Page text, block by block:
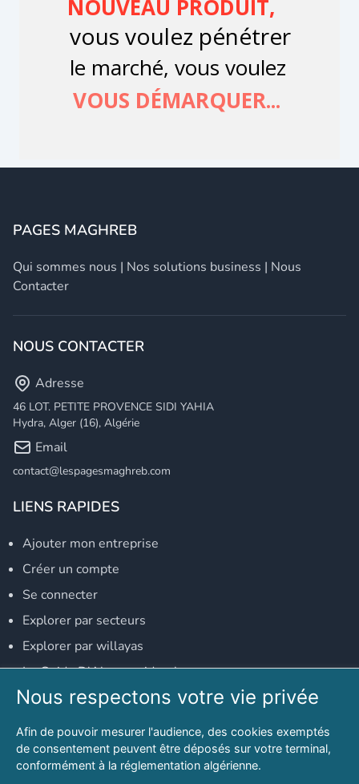
PAGES MAGHREB
Qui sommes nous | Nos solutions business | Nous
Contacter
NOUS CONTACTER
Adresse
46 LOT. PETITE PROVENCE SIDI YAHIA
Hydra, Alger (16), Algérie
Email
contact@lespagesmaghreb.com
LIENS RAPIDES
Ajouter mon entreprise
Créer un compte
Se connecter
Explorer par secteurs
Explorer par willayas
Le Guide D'Alger, guide-alger.com
NOS RÉSEAUX SOCIAUX
Notre page Facebook
Notre page LinkedIn
Nous respectons votre vie privée
Afin de pouvoir mesurer l'audience, des cookies exemptés
de consentement peuvent être déposés sur votre terminal,
conformément à la réglementation algérienne.